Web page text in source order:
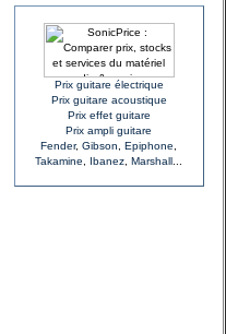
Prix guitare électrique
Prix guitare acoustique
Prix effet guitare
Prix ampli guitare
Fender,Gibson ,Epiphone
Takamine
Ibanez ,Marshall